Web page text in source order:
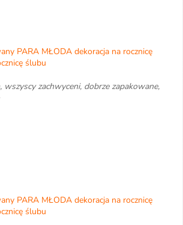
PARA MŁODA dekoracja na rocznicę
ślubu
wszyscy zachwyceni, dobrze zapakowane,
PARA MŁODA dekoracja na rocznicę
ślubu